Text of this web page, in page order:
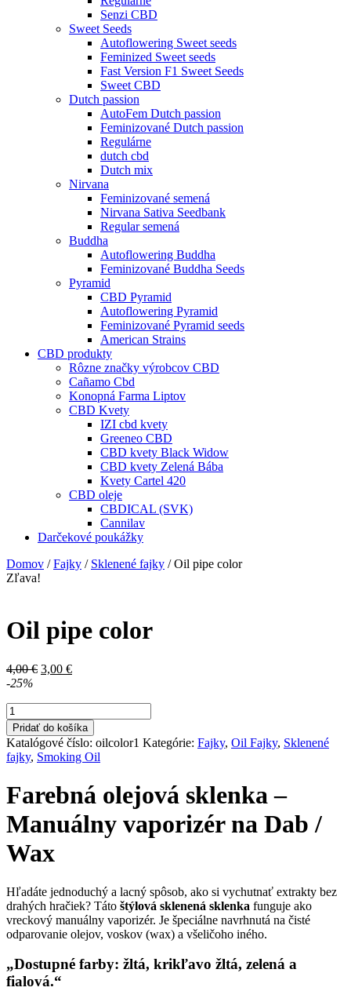
Senzi CBD
Sweet Seeds
Autoflowering Sweet seeds
Feminized Sweet seeds
Fast Version F1 Sweet Seeds
Sweet CBD
Dutch passion
AutoFem Dutch passion
Feminizované Dutch passion
Regulárne
dutch cbd
Dutch mix
Nirvana
Feminizované semená
Nirvana Sativa Seedbank
Regular semená
Buddha
Autoflowering Buddha
Feminizované Buddha Seeds
Pyramid
CBD Pyramid
Autoflowering Pyramid
Feminizované Pyramid seeds
American Strains
CBD produkty
Rôzne značky výrobcov CBD
Cañamo Cbd
Konopná Farma Liptov
CBD Kvety
IZI cbd kvety
Greeneo CBD
CBD kvety Black Widow
CBD kvety Zelená Bába
Kvety Cartel 420
CBD oleje
CBDICAL (SVK)
Cannilav
Darčekové poukážky
Domov /Fajky / Sklenené fajky / Oil pipe color
Zľava!
Oil pipe color
4,00€ Pôvodná
3,00 €Aktuálna
-25%
množstvo
Oil
pipe
color
Pridať do košíka
Katalógové číslo: oilcolor1 Kategórie: Fajky, Oil Fajky, Sklenené
fajky, Smoking Oil
Farebná olejová sklenka –
Manuálny vaporizér na Dab /
Wax
Hľadáte jednoduchý a lacný spôsob, ako si vychutnať extrakty bez
drahých hračiek? Táto štýlová sklenená sklenka funguje ako
vreckový manuálny vaporizér. Je špeciálne navrhnutá na čisté
odparovanie olejov, voskov (wax) a všeličoho iného.
„Dostupné farby: žltá, krikľavo žltá, zelená a
fialová.“